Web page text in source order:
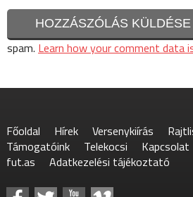
spam. Learn how your comment data
Főoldal Hírek Versenykiírás
Támogatóink
Telekocsi Kapcsolat
fut.as
Adatkezelési tájékoztató